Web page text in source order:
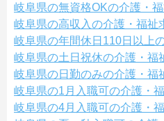
岐阜県の無資格OKの介護・福
岐阜県の高収入の介護・福祉
岐阜県の年間休日110日以上
岐阜県の土日祝休の介護・福
岐阜県の日勤のみの介護・福
岐阜県の1月入職可の介護・
岐阜県の4月入職可の介護・